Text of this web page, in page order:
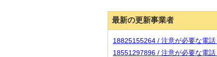
最新の更新事業者
18825155264 / 注意が必要な電
18551297896 / 注意が必要な電